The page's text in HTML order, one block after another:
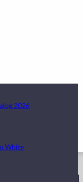
2026
White